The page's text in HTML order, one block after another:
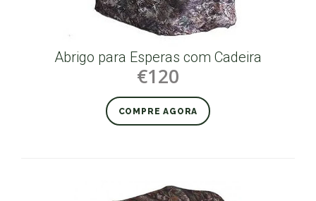
Abrigo para Esperas com Cadeira
€120
COMPRE AGORA